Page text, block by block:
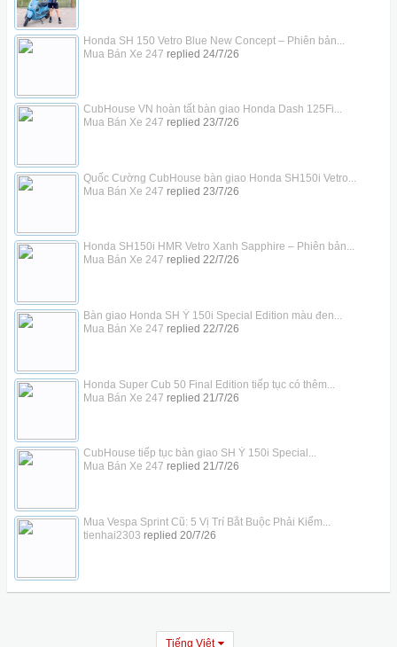
Honda SH 150 Vetro Blue New Concept – Phiên bản...
Mua Bán Xe 247 replied 24/7/26
CubHouse VN hoàn tất bàn giao Honda Dash 125Fi...
Mua Bán Xe 247 replied 23/7/26
Quốc Cường CubHouse bàn giao Honda SH150i Vetro...
Mua Bán Xe 247 replied 23/7/26
Honda SH150i HMR Vetro Xanh Sapphire – Phiên bản...
Mua Bán Xe 247 replied 22/7/26
Bàn giao Honda SH Ý 150i Special Edition màu đen...
Mua Bán Xe 247 replied 22/7/26
Honda Super Cub 50 Final Edition tiếp tục có thêm...
Mua Bán Xe 247 replied 21/7/26
CubHouse tiếp tục bàn giao SH Ý 150i Special...
Mua Bán Xe 247 replied 21/7/26
Mua Vespa Sprint Cũ: 5 Vị Trí Bắt Buộc Phải Kiểm...
tienhai2303 replied 20/7/26
Tiếng Việt